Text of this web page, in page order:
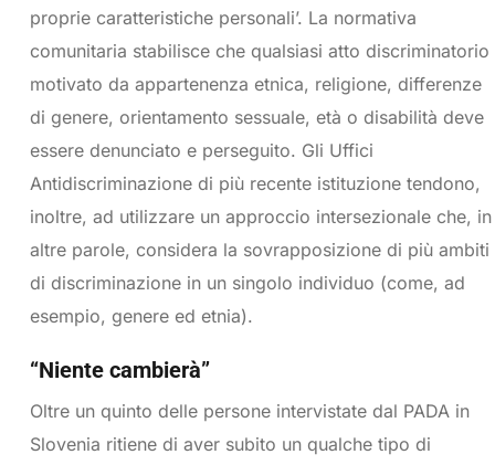
proprie caratteristiche personali’. La normativa
comunitaria stabilisce che qualsiasi atto discriminatorio
motivato da appartenenza etnica, religione, differenze
di genere, orientamento sessuale, età o disabilità deve
essere denunciato e perseguito. Gli Uffici
Antidiscriminazione di più recente istituzione tendono,
inoltre, ad utilizzare un approccio intersezionale che, in
altre parole, considera la sovrapposizione di più ambiti
di discriminazione in un singolo individuo (come, ad
esempio, genere ed etnia).
“Niente cambierà”
Oltre un quinto delle persone intervistate dal PADA in
Slovenia ritiene di aver subito un qualche tipo di